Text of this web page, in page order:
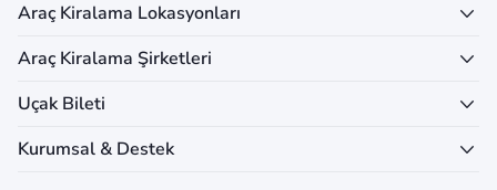
Araç Kiralama Lokasyonları
Araç Kiralama Şirketleri
Uçak Bileti
Kurumsal & Destek